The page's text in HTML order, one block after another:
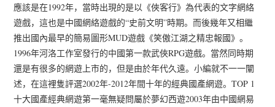
應該是在1992年，當時出現的是以《俠客行》為代表的文字網絡
遊戲，這也是中國網絡遊戲的“史前文明”時期。而後幾年又相繼
推出國內最早的簡易圖形MUD遊戲《笑傲江湖之精忠報國》。
1996年河洛工作室發行的中國第一款武俠RPG遊戲。當然同時期
還是有很多的網遊上市的，但是由於年代久遠。小編就不一一闡
述，在這裡隻評選2002年-2012年間十年的經典國產網遊。TOP 1
十大國產經典網遊第一毫無疑問屬於夢幻西遊2003年由中國網易